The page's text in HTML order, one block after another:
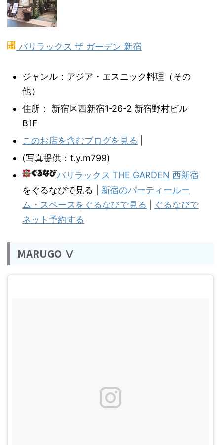
バリラックス ザ ガーデン 新宿
ジャンル：アジア・エスニック料理（その
他）
住所： 新宿区西新宿1-26-2 新宿野村ビル
B1F
このお店を含むブログを見る
(写真提供：t.y.m799)
バリラックス THE GARDEN 西新宿
をぐるなびで見る | 新宿のパーティールー
ム・スペースをぐるなびで見る
ぐるなびで
ネット予約する
MARUGO Ⅴ